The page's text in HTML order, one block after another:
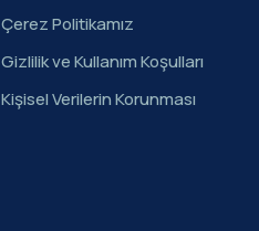
Çerez Politikamız
Gizlilik ve Kullanım Koşulları
Kişisel Verilerin Korunması